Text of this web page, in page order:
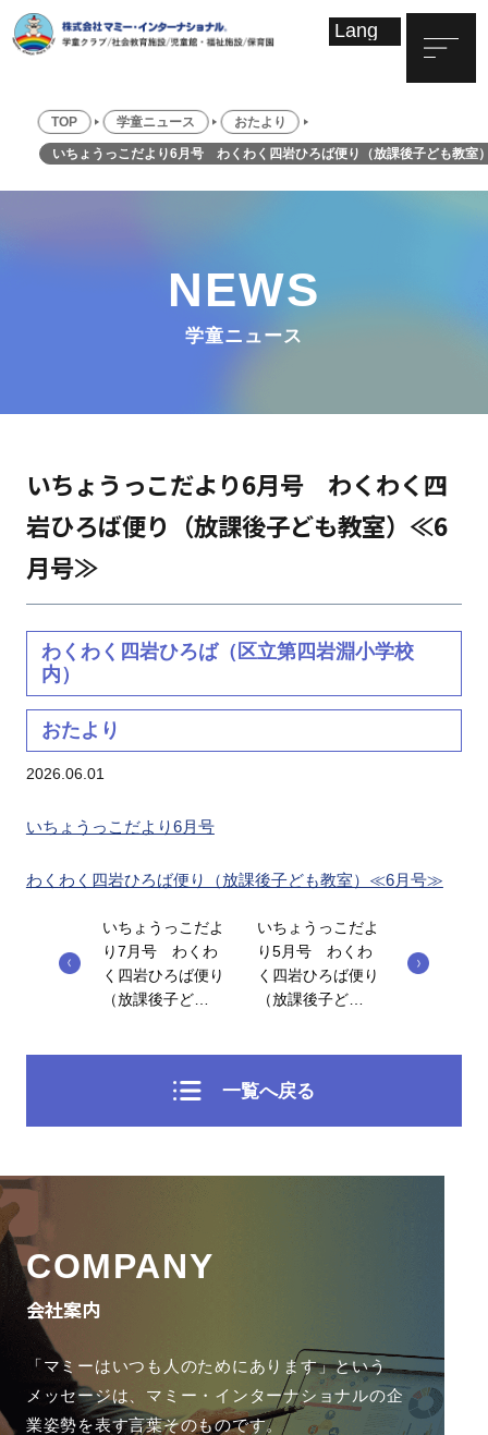
TOP 学童ニュース おたより
いちょうっこだより6月号 わくわく四岩ひろば便り（放課後子ども教
NEWS
学童ニュース
いちょうっこだより6月号 わくわく四
岩ひろば便り（放課後子ども教室）≪6
月号≫
わくわく四岩ひろば（区立第四岩淵小学校
内）
おたより
2026.06.01
いちょうっこだより6月号
わくわく四岩ひろば便り（放課後子ども教室）≪6月号≫
いちょうっこだよ
り7月号 わくわ
く四岩ひろば便り
（放課後子ど…
いちょうっこだよ
り5月号 わくわ
く四岩ひろば便り
（放課後子ど…
一覧へ戻る
COMPANY
会社案内
「マミーはいつも人のためにあります」という
メッセージは、 マミー・インターナショナルの企
業姿勢を表す言葉そのものです。